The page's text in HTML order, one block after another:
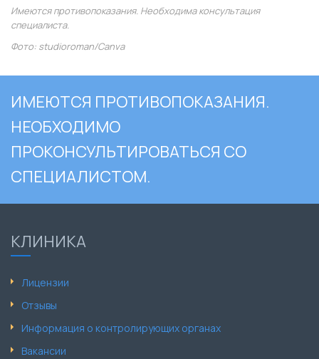
Имеются противопоказания. Необходима консультация
специалиста.
Фото: studioroman/Canva
ИМЕЮТСЯ ПРОТИВОПОКАЗАНИЯ.
НЕОБХОДИМО
ПРОКОНСУЛЬТИРОВАТЬСЯ СО
СПЕЦИАЛИСТОМ.
КЛИНИКА
Лицензии
Отзывы
Информация о контролирующих органах
Вакансии